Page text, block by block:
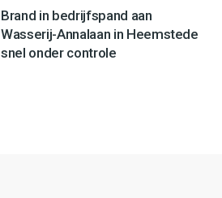
Brand in bedrijfspand aan
Wasserij-Annalaan in Heemstede
snel onder controle